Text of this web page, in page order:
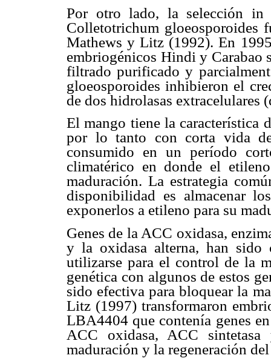
Por otro lado, la selección in
Colletotrichum
Mathews y Litz (1992). En
embriogénicos Hindi y Carabao
filtrado purificado y
gloeosporoides inhibieron el
de dos hidrolasas extracelulares
El mango tiene la característica
por lo tanto con corta vida
consumido en un período
climatérico en donde el
maduración. La estrategia
disponibilidad es almacenar
exponerlos a etileno para su
Genes de la ACC oxidasa,
y la oxidasa alterna, han sido
utilizarse para el control de la
genética con algunos de estos
sido efectiva para bloquear la
Litz (1997) transformaron
LBA4404 que contenía genes
ACC oxidasa, ACC
maduración y la regeneración